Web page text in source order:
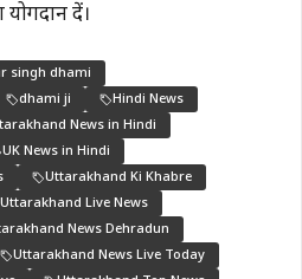
दें।
singh dhami
dhami ji
Hindi News
News in Hindi
UK News in Hindi
Uttarakhand Ki Khabre
Uttarakhand Live News
News Dehradun
Uttarakhand News Live Today